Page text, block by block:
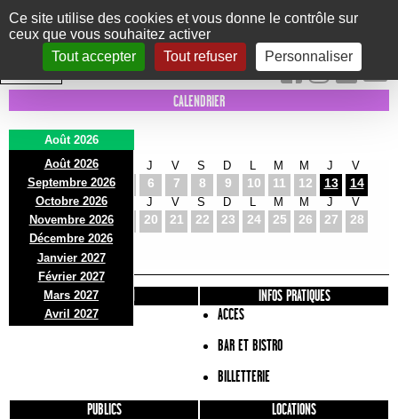
Panneau de gestion des cookies
Ce site utilise des cookies et vous donne le contrôle sur
ceux que vous souhaitez activer
Tout accepter
Tout refuser Personnaliser
Le Marni
CONCERTS DANSE/CIRQUE THÉÂTRE KIDS EXPOS EVENTS
INTRA MUROS
CALENDRIER
Août 2026
Août 2026
Septembre 2026
Octobre 2026
Novembre 2026
Décembre 2026
Janvier 2027
Février 2027
Mars 2027
Avril 2027
D
2
L
3
M
4
J
6
V
7
S
8
D
9 10
M
11
M
12
J
13
V
14
D
16
L
17
M
18
J
20
V
21
S
22
D
23 24
M
25
M
26
J
27
V
28
D
30
L
31
PRÉSENTATION
INFOS PRATIQUES
ACCES
BAR ET BISTRO
BILLETTERIE
PUBLICS
LOCATIONS